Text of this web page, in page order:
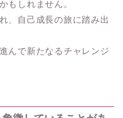
もしれません。
、自己成長の旅に踏み出
んで新たなるチャレンジ